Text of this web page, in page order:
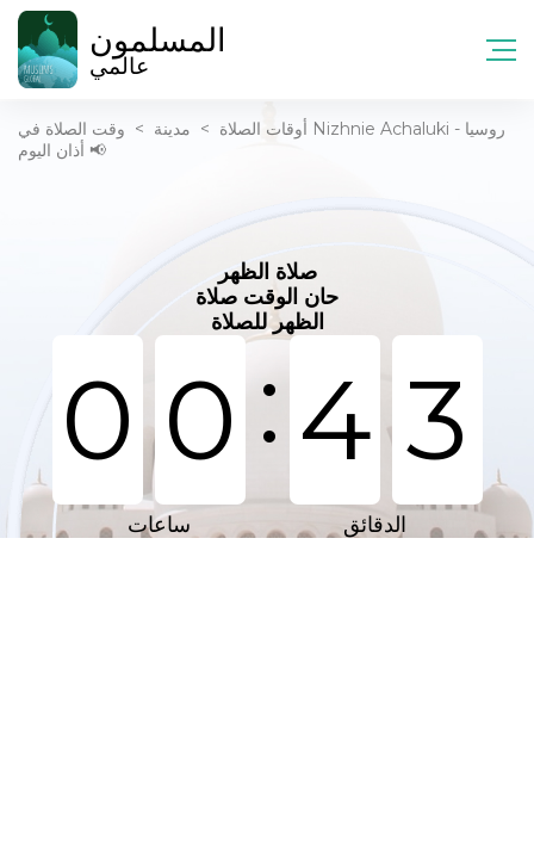
المسلمون
عالمي
أوقات الصلاة > مدينة > وقت الصلاة في Nizhnie Achaluki - روسيا
📢 أذان اليوم
صلاة الظهر
حان الوقت صلاة
الظهر للصلاة
0 0: 4 3
ساعات الدقائق